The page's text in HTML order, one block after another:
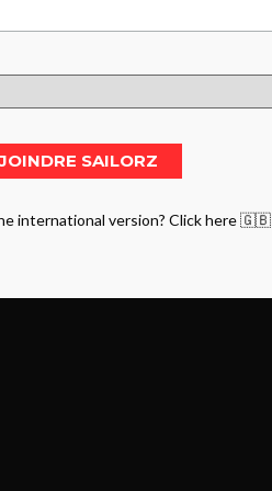
international version? Click here 🇬🇧